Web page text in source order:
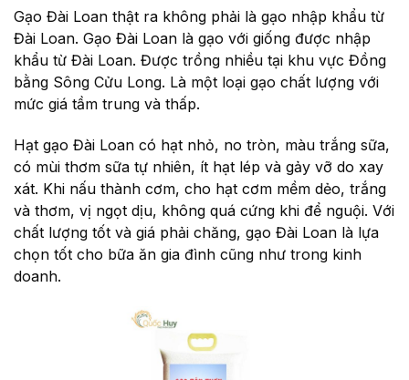
Gạo Đài Loan thật ra không phải là gạo nhập khẩu từ
Đài Loan. Gạo Đài Loan là gạo với giống được nhập
khẩu từ Đài Loan. Được trồng nhiều tại khu vực Đồng
bằng Sông Cửu Long. Là một loại gạo chất lượng với
mức giá tầm trung và thấp.
Hạt gạo Đài Loan có hạt nhỏ, no tròn, màu trắng sữa,
có mùi thơm sữa tự nhiên, ít hạt lép và gảy vỡ do xay
xát. Khi nấu thành cơm, cho hạt cơm mềm dẻo, trắng
và thơm, vị ngọt dịu, không quá cứng khi để nguội. Với
chất lượng tốt và giá phải chăng, gạo Đài Loan là lựa
chọn tốt cho bữa ăn gia đình cũng như trong kinh
doanh.